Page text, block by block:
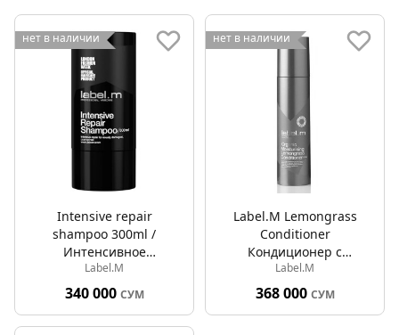
нет в наличии
Intensive repair
shampoo 300ml /
Интенсивное
восстановление волос
Label.M
340 000 СУМ
нет в наличии
Label.M Lemongrass
Conditioner
Кондиционер с
лимоном для волос 200
мл
Label.M
368 000 СУМ